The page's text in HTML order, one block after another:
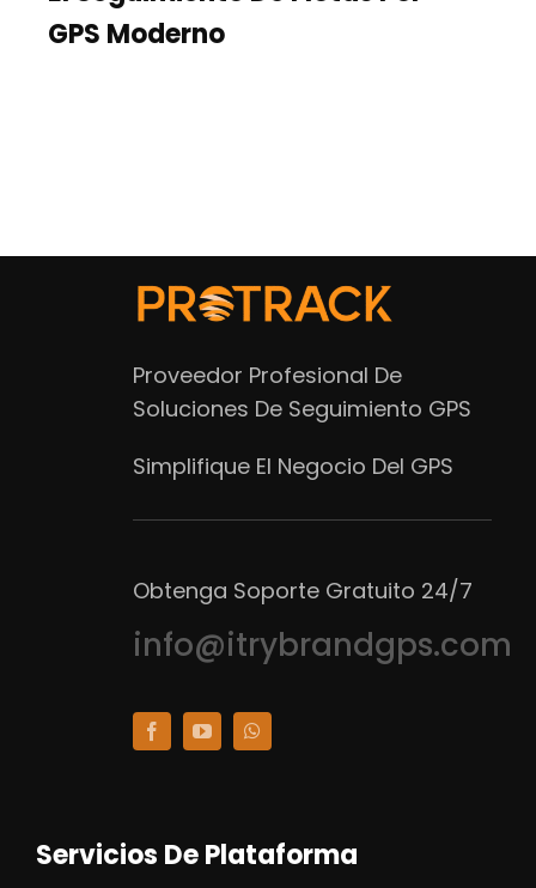
GPS Moderno
Proveedor Profesional De
Soluciones De Seguimiento GPS
Simplifique El Negocio Del GPS
Obtenga Soporte Gratuito 24/7
info@itrybrandgps.com
Servicios De Plataforma